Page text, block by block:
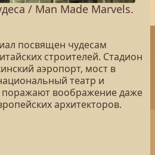
/ Man Made Marvels.
посвящен чудесам
строителей. Стадион
аэропорт, мост в
театр и
воображение даже
архитекторов.